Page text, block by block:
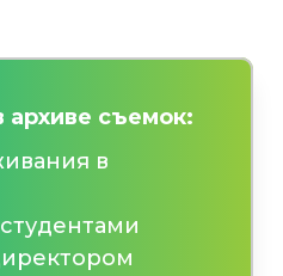
архиве съемок:
в